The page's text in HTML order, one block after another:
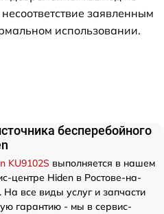
заявленным
использовании.
бесперебойного
KU9102S выполняется в нашем
центре Hiden в Ростове-на-
все виды услуг и запчасти
гарантию - мы в сервис-